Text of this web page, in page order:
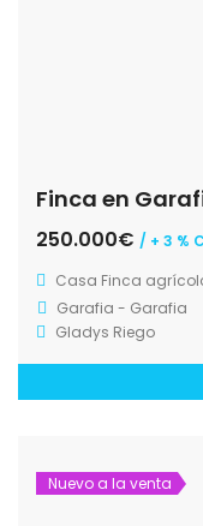
Finca en
250.000€ / + 3 %
Casa Finca
Garafia - Garafia
Gladys Riego
Nuevo a la venta